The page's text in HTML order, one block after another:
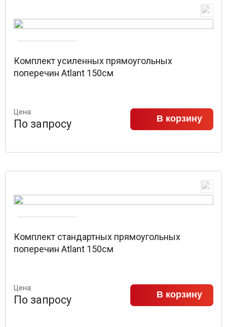
Комплект усиленных прямоугольных
поперечин Atlant 150см
Цена:
По запросу В корзину
Комплект стандартных прямоугольных
поперечин Atlant 150см
Цена:
По запросу В корзину